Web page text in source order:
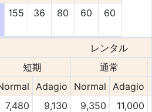
155 36 80 60 60
レンタル
短期
通常
Adagio Normal Adagio
7,480 9,130 9,350 11,000